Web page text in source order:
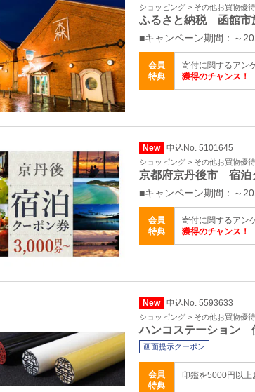
ショッピング > その他お買物優待
ふるさと納税 函館市
■キャンペーン期間：～
会員
特典
寄付に関するアン
獲得のチャンス！
New 申込No. 5101645
ショッピング > その他お買物優待
京都府京丹後市 宿泊
■キャンペーン期間：～
会員
特典
寄付に関するアン
獲得のチャンス！
New 申込No. 5593633
ショッピング > その他お買物優待
ハンコステーション
画面提示クーポン
会員
特典
印鑑を5000円以上